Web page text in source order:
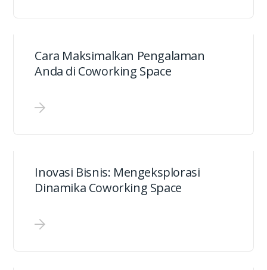
Cara Maksimalkan Pengalaman
Anda di Coworking Space
Inovasi Bisnis: Mengeksplorasi
Dinamika Coworking Space